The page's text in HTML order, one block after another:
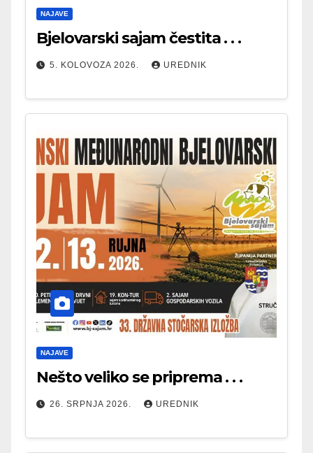
NAJAVE
Bjelovarski sajam čestita . . .
5. KOLOVOZA 2026. UREDNIK
NAJAVE
Nešto veliko se priprema . . .
26. SRPNJA 2026. UREDNIK